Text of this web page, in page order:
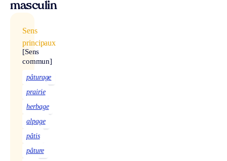
masculin
Sens
principaux
[Sens
commun]
pâturage
prairie
herbage
alpage
pâtis
pâture